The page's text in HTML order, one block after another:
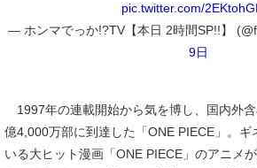
pic.twitter.com/
— ホンマでっか!?TV【本日 2時間SP!!】
9日
1997年の連載開始から気を博し、国内外
億4,000万部に到達した「ONE PIECE」。ギ
いる大ヒット漫画「ONE PIECE」のアニメ